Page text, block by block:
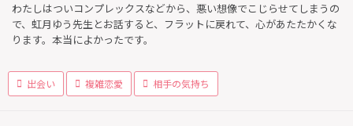
わたしはついコンプレックスなどから、悪い想像でこじらせてしまうの
で、虹月ゆう先生とお話すると、フラットに戻れて、心があたたかくな
ります。本当によかったです。
出会い 複雑恋愛 相手の気持ち